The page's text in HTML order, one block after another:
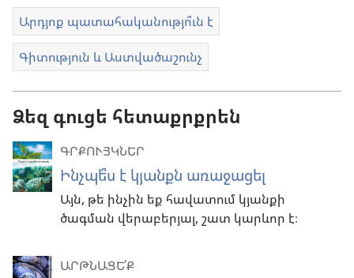
Արդյոք պատահականությո՞ւն է
Գիտություն և Աստվածաշունչ
Ձեզ գուցե հետաքրքրեն
ԳՐՔՈՒՅԿՆԵՐ
Ինչպե՞ս է կյանքն առաջացել
Այն, թե ինչին եք հավատում կյանքի
ծագման վերաբերյալ, շատ կարևոր է։
ԱՐԹՆԱՑԵ՛Ք